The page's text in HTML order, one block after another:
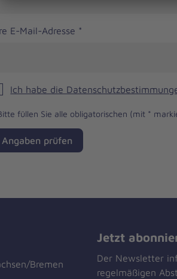
E-Mail-Adresse *
Ich habe die
füllen Sie alle obligatorischen (mit *
Angaben prüfen
Bremen
Jetzt
Der Newsletter
regelmäßigen